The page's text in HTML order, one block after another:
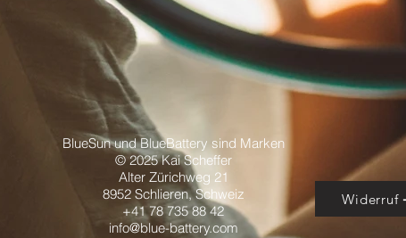
BlueSun und BlueBattery sind Marken
© 2025 Kai Scheffer
Alter Zürichweg 21
8952 Schlieren,Schweiz
+41 78 735 88 42
info@blue-battery.com
Widerruf